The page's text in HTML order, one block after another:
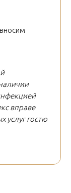
вправе
услуг гостю